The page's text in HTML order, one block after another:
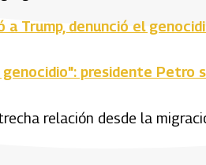
Trump, denunció el
presidente Petro
relación desde la